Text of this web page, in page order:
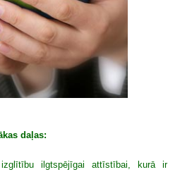
daļas:
ilgtspējīgai attīstībai, kurā ir